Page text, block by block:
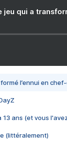
jeu qui a
l’ennui en
13 ans (et vous
(littéralement)